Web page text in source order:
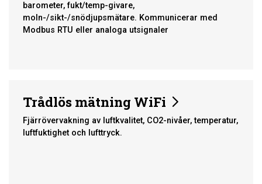
barometer, fukt/temp-givare,
moln-/sikt-/snödjupsmätare. Kommunicerar med
Modbus RTU eller analoga utsignaler
Trådlös mätning WiFi
Fjärrövervakning av luftkvalitet, CO2-nivåer, temperatur,
luftfuktighet och lufttryck.